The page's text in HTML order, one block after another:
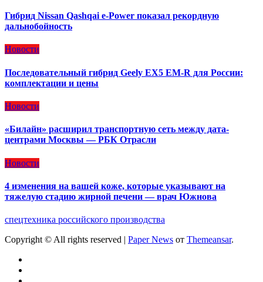
Гибрид Nissan Qashqai e-Power показал рекордную
дальнобойность
Новости
Последовательный гибрид Geely EX5 EM-R для России:
комплектации и цены
Новости
«Билайн» расширил транспортную сеть между дата-
центрами Москвы — РБК Отрасли
Новости
4 изменения на вашей коже, которые указывают на
тяжелую стадию жирной печени — врач Южнова
спецтехника российского производства
Copyright © All rights reserved | Paper News от Themeansar.